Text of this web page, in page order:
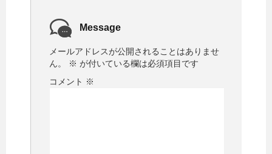
Message
メールアドレスが公開されることはありませ
ん。
※ が付いている欄は必須項目です
コメント ※